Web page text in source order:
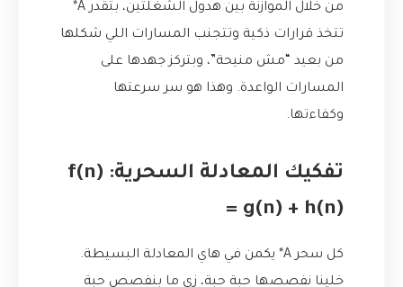
من خلال الموازنة بين هدول الشغلتين، بتقدر A*
تتخذ قرارات ذكية وتتجنب المسارات اللي شكلها
من بعيد “مش منيحة”، وبتركز جهدها على
المسارات الواعدة. وهذا هو سر سرعتها
وكفاءتها.
تفكيك المعادلة السحرية: f(n)
= g(n) + h(n)
كل سحر A* يكمن في هاي المعادلة البسيطة.
خلينا نفصصها حبة حبة، زي ما بنفصص حبة